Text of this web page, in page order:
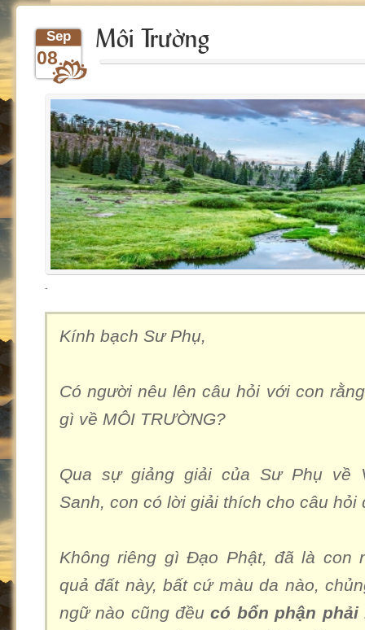
Sep
08
Môi Trường
-
Kính bạch Sư Phụ,
Có người nêu lên câu hỏi với con
gì về MÔI TRƯỜNG?
Qua sự giảng giải của Sư Phụ về
Sanh, con có lời giải thích cho câu hỏi
Không riêng gì Đạo Phật, đã là con
quả đất này, bất cứ màu da nào,
ngữ nào cũng đềucó bổn phận phải